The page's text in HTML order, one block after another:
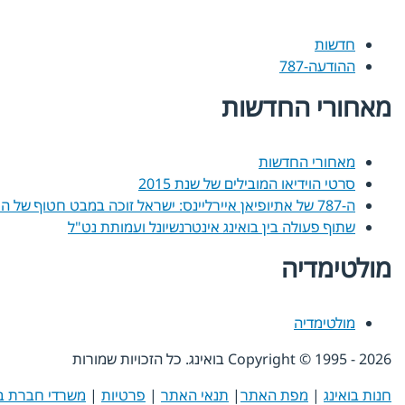
חדשות
ההודעה-787
מאחורי החדשות
מאחורי החדשות
סרטי הוידיאו המובילים של שנת 2015
ה-787 של אתיופיאן איירליינס: ישראל זוכה במבט חטוף של החלום
שתוף פעולה בין בואינג אינטרנשיונל ועמותת נט"ל
מולטימדיה
מולטימדיה
Copyright © 1995 -2026
בואינג. כל הזכויות שמורות
חנות בואינג | מפת האתר| תנאי האתר | פרטיות | משרדי חברת